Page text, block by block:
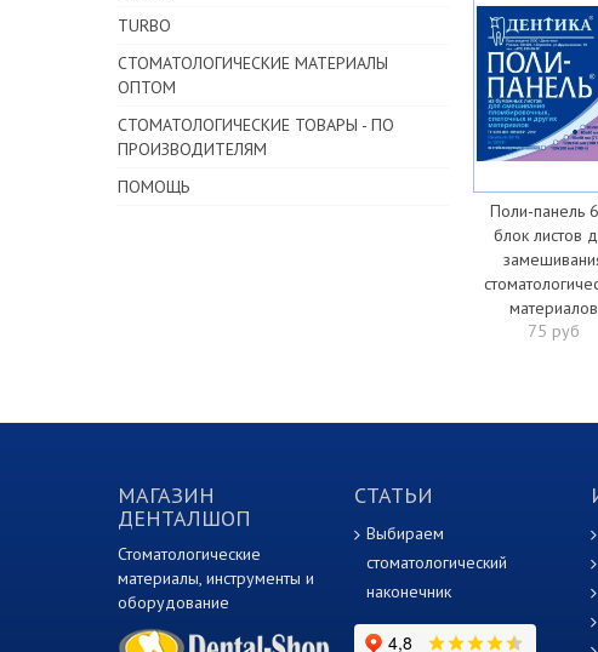
Поли-панель
блок листов
материалов
75 руб
TURBO
СТОМАТОЛОГИЧЕСКИЕ МАТЕРИАЛЫ
ОПТОМ
СТОМАТОЛОГИЧЕСКИЕ ТОВАРЫ - ПО
ПРОИЗВОДИТЕЛЯМ
ПОМОЩЬ
МАГАЗИН
ДЕНТАЛШОП
Стоматологические
материалы, инструменты и
оборудование
СТАТЬИ
Выбираем
стоматологический
наконечник